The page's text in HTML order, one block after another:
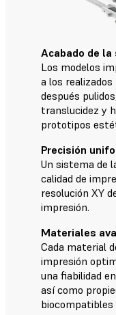
Acabado de
Los modelos
a los
después
translucidez y
prototipos
Precisión
Un sistema de
calidad de
resolución XY
impresión.
Materiales
Cada material
impresión
una fiabilidad
así como